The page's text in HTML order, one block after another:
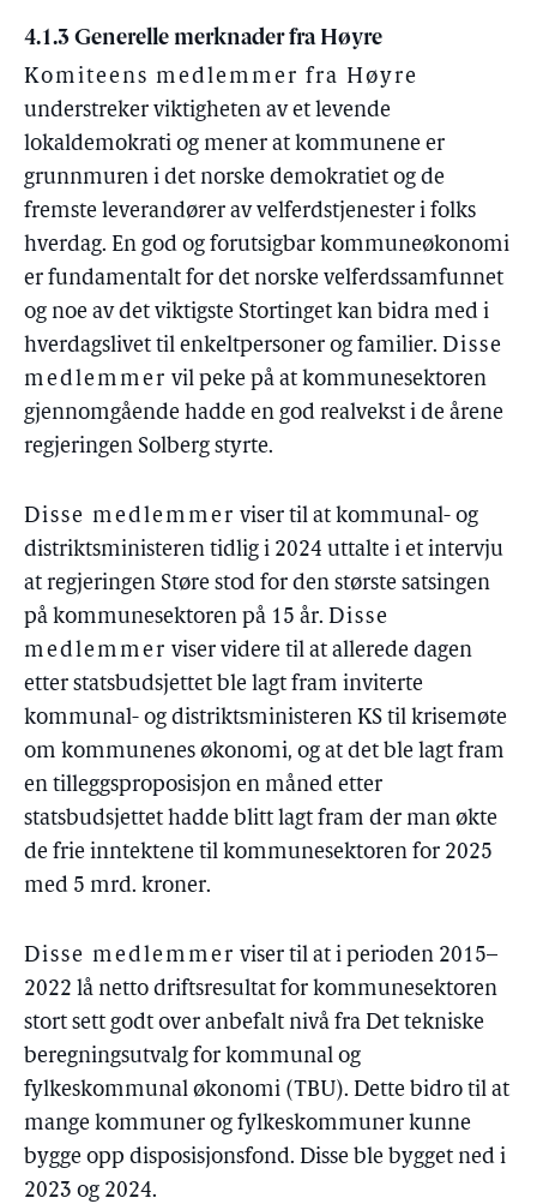
4.1.3 Generelle merknader fra Høyre
Komiteens medlemmer fra Høyre
understreker viktigheten av et levende
lokaldemokrati og mener at kommunene er
grunnmuren i det norske demokratiet og de
fremste leverandører av velferdstjenester i folks
hverdag. En god og forutsigbar kommuneøkonomi
er fundamentalt for det norske velferdssamfunnet
og noe av det viktigste Stortinget kan bidra med i
hverdagslivet til enkeltpersoner og familier. Disse
medlemmer vil peke på at kommunesektoren
gjennomgående hadde en god realvekst i de årene
regjeringen Solberg styrte.
Disse medlemmer viser til at kommunal- og
distriktsministeren tidlig i 2024 uttalte i et intervju
at regjeringen Støre stod for den største satsingen
på kommunesektoren på 15 år. Disse
medlemmer viser videre til at allerede dagen
etter statsbudsjettet ble lagt fram inviterte
kommunal- og distriktsministeren KS til krisemøte
om kommunenes økonomi, og at det ble lagt fram
en tilleggsproposisjon en måned etter
statsbudsjettet hadde blitt lagt fram der man økte
de frie inntektene til kommunesektoren for 2025
med 5 mrd. kroner.
Disse medlemmer viser til at i perioden 2015–
2022 lå netto driftsresultat for kommunesektoren
stort sett godt over anbefalt nivå fra Det tekniske
beregningsutvalg for kommunal og
fylkeskommunal økonomi (TBU). Dette bidro til at
mange kommuner og fylkeskommuner kunne
bygge opp disposisjonsfond. Disse ble bygget ned i
2023 og 2024.